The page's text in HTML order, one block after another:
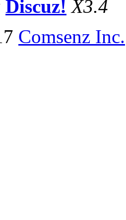
Discuz! X3.4
Comsenz Inc.